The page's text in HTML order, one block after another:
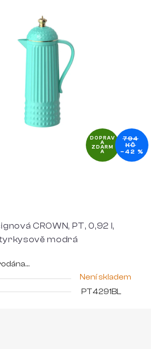
CROWN, PT, 0,92 l,
modrá
Není skladem
PT4291BL
DOPRAV
A
ZDARM
A
794
KČ
–42 %